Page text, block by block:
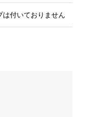
は付いておりません